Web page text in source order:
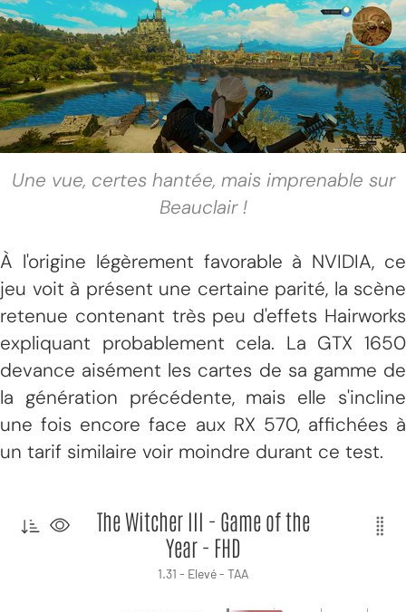
Une vue, certes hantée, mais imprenable sur
Beauclair !
À l'origine légèrement favorable à NVIDIA, ce
jeu voit à présent une certaine parité, la scène
retenue contenant très peu d'effets Hairworks
expliquant probablement cela. La GTX 1650
devance aisément les cartes de sa gamme de
la génération précédente, mais elle s'incline
une fois encore face aux RX 570, affichées à
un tarif similaire voir moindre durant ce test.